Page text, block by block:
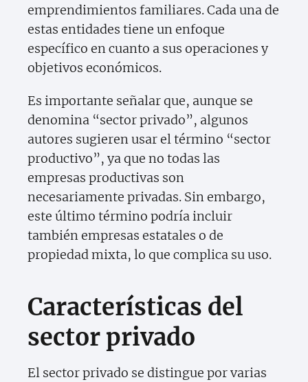
emprendimientos familiares. Cada una de
estas entidades tiene un enfoque
específico en cuanto a sus operaciones y
objetivos económicos.
Es importante señalar que, aunque se
denomina “sector privado”, algunos
autores sugieren usar el término “sector
productivo”, ya que no todas las
empresas productivas son
necesariamente privadas. Sin embargo,
este último término podría incluir
también empresas estatales o de
propiedad mixta, lo que complica su uso.
Características del
sector privado
El sector privado se distingue por varias